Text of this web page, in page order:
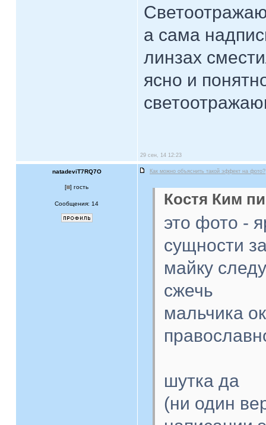
а сама
линзах
ясно и
29 сен, 14 12:23
natadeviT7RQ7O Как можно объяснить такой эффект на фото?
[ ] гость
Сообщения: 14 Костя Ким
это фото -
сущности
майку
сжечь
мальчика
шутка да
(ни один